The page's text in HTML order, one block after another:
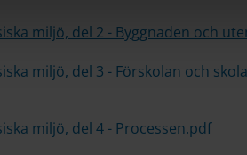
miljö, del 2 - Byggnaden och
miljö, del 3 - Förskolan och
miljö, del 4 - Processen.pdf